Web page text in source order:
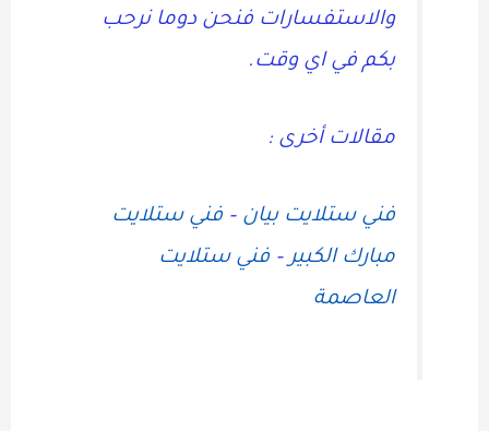
والاستفسارات فنحن دوما نرحب
بكم في اي وقت.
مقالات أخرى :
فني ستلايت بيان – فني ستلايت
مبارك الكبير– فني ستلايت
العاصمة